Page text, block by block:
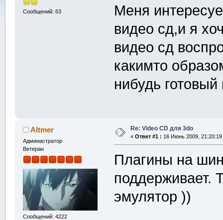
Сообщений: 63
Меня
видео сд,и я
видео сд
какимто
нибудь
Altmer
Администратор
Ветеран
Сообщений: 4222
Re: Video CD для 3do
« Ответ #1 : 16 Июнь 2009, 21:20:19
Плагины на
поддерживает.
эмулятор ))